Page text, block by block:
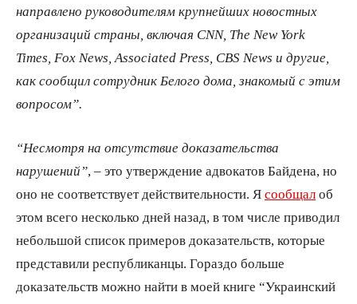
направлено руководителям крупнейших новостных
организаций страны, включая CNN, The New York
Times, Fox News, Associated Press, CBS News и другие,
как сообщил сотрудник Белого дома, знакомый с этим
вопросом”.
“Несмотря на отсутствие доказательства
нарушений” , – это утверждение адвокатов Байдена, но
оно не соответствует действительности. Я сообщал об
этом всего несколько дней назад, в том числе приводил
небольшой список примеров доказательств, которые
представили республиканцы. Гораздо больше
доказательств можно найти в моей книге “Украинский